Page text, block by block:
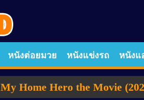
หนังต่อยมวย หนังแข่งรถ หนัง
My Home Hero the Movie